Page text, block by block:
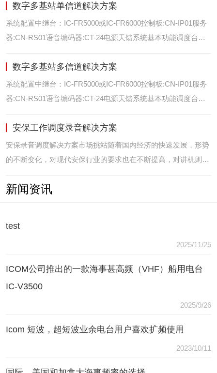
室内定位艾可慕数字电台具备GPS数据上传功能。而GPS定位功
能是艾可慕数字系统的
数字多基站单信道解决方案
系统配置中继台：IC-FR5000或IC-FR6000控制板:CN-IP01服务
器:CN-RS01语音编码器:CT-24电源天馈系统基本功能调度台录
通过IP网络互联，通过成熟可靠的网络技术，艾可慕数字通讯将
延伸到世界的每一个角落。
数字多基站多信道解决方案
系统配置中继台：IC-FR5000或IC-FR6000控制板:CN-IP01服务
器:CN-RS01语音编码器:CT-24电源天馈系统基本功能调度台录
之间通过IP网络互联，通过成熟可靠的网络技术，艾可慕数字通
讯将延伸到世界的每一个角
安保工作调度录音解决方案
安保录音调度解决方案市场挑站随着国内经济的快速发展，形势
的不断变化，对现代安保行业的要求也在不断提高，对讲机则是
讯需要，常常会出现以下问题：（1）无可靠的报等多种保障手
新闻资讯
test
2025/11/25
ICOM公司推出的一款海事甚高频（VHF）船用电台
IC-V3500
2025/9/26
Icom 短波，超短波业余电台用户喜欢扩频使用
2023/10/11